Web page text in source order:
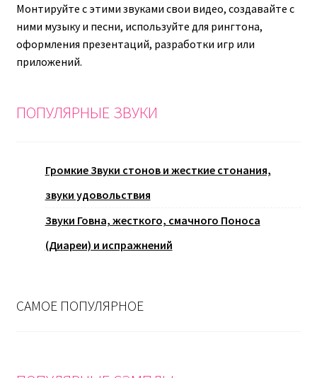
Монтируйте с этими звуками свои видео, создавайте с
ними музыку и песни, используйте для рингтона,
оформления презентаций, разработки игр или
приложений.
ПОПУЛЯРНЫЕ ЗВУКИ
Громкие Звуки стонов и жесткие стонания,
звуки удовольствия
Звуки Говна, жесткого, смачного Поноса
(Диареи) и испражнений
САМОЕ ПОПУЛЯРНОЕ